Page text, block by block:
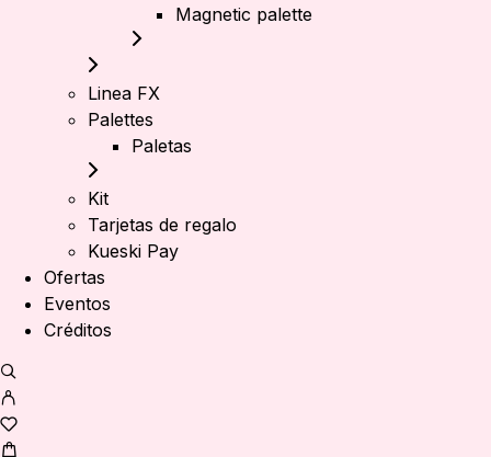
Magnetic palette
Linea FX
Palettes
Paletas
Kit
Tarjetas de regalo
Kueski Pay
Ofertas
Eventos
Créditos